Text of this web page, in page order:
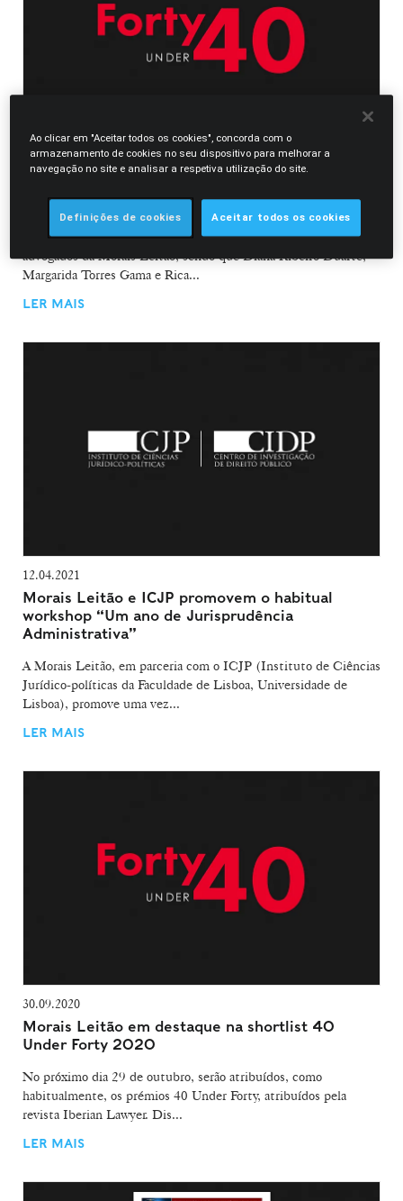
23.07.2021
Leitão
O ranking da Iberian Lawyer “Forty under 40” nomeou 19
advogados da Morais Leitão, sendo que Diana Ribeiro Duarte,
Margarida Torres Gama e Rica...
LER MAIS
12.04.2021
Morais Leitão e ICJP promovem o habitual
workshop “Um ano de Jurisprudência
Administrativa”
A Morais Leitão, em parceria com o ICJP (Instituto de Ciências
Jurídico-políticas da Faculdade de Lisboa, Universidade de
Lisboa), promove uma vez...
LER MAIS
30.09.2020
Morais Leitão em destaque na shortlist 40
Under Forty 2020
No próximo dia 29 de outubro, serão atribuídos, como
habitualmente, os prémios 40 Under Forty, atribuídos pela
revista Iberian Lawyer. Dis...
LER MAIS
Ao clicar em "Aceitar todos os cookies", concorda com o
armazenamento de cookies no seu dispositivo para melhorar a
navegação no site e analisar a respetiva utilização do site.
Definições de cookies Aceitar todos os cookies